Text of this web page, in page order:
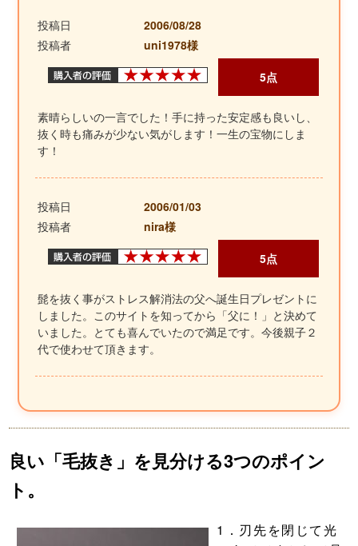
投稿日
2006/08/28
投稿者
uni1978様
5点
素晴らしいの一言でした！手に持った安定感も良いし、
抜く時も痛みが少ない気がします！一生の宝物にしま
す！
投稿日
2006/01/03
投稿者
nira様
5点
髭を抜く事がストレス解消法の父へ誕生日プレゼントに
しました。このサイトを知ってから「父に！」と決めて
いました。とても喜んでいたので満足です。今後親子２
代で使わせて頂きます。
良い「毛抜き」を見分ける3つのポイン
ト。
1．刃先を閉じて光